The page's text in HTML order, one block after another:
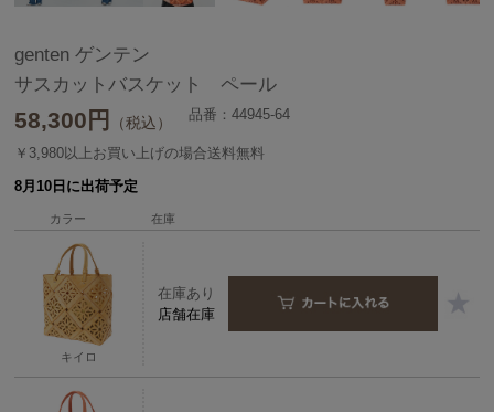
genten ゲンテン
サスカットバスケット ペール
58,300 円 （税込） 品番：44945-64
￥3,980以上お買い上げの場合送料無料
8月10日に出荷予定
カラー 在庫
キイロ
在庫あり
店舗在庫